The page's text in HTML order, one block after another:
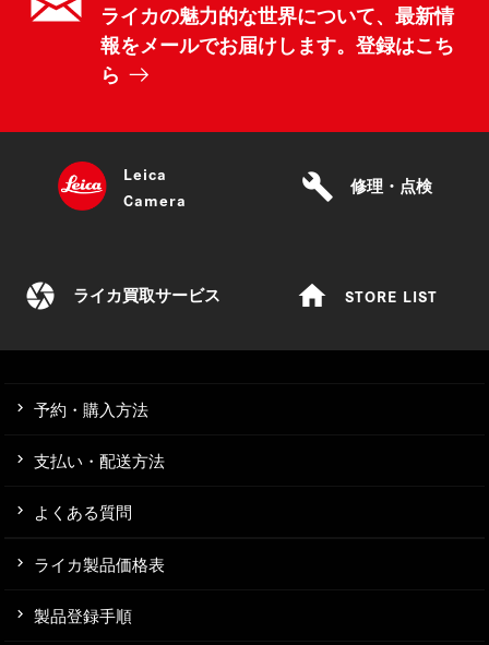
ライカの魅力的な世界について、最新情
報をメールでお届けします。登録はこち
ら
Leica
Camera
build 修理・点検
camera ライカ買取サービス home STORE LIST
予約・購入方法
支払い・配送方法
よくある質問
ライカ製品価格表
製品登録手順